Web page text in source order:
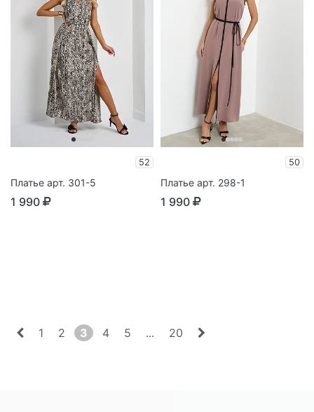
52
Платье арт. 301-5
1 990
50
Платье арт. 298-1
1 990
1 2 3 4 5 ... 20